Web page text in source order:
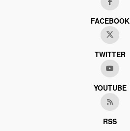
FACEBOOK
TWITTER
YOUTUBE
RSS